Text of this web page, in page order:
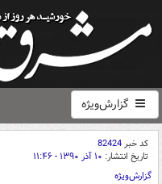
گزارش‌ویژه
کد خبر82424
تاریخ انتشار: ۱۰ آذر ۱۳۹۰ - ۱۱:۴۶
گزارش‌ویژه